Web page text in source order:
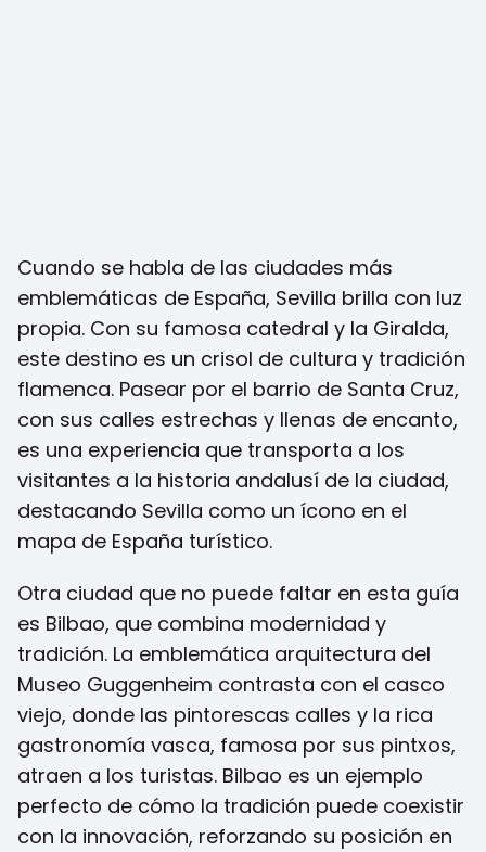
Cuando se habla de las ciudades más
emblemáticas de España, Sevilla brilla con luz
propia. Con su famosa catedral y la Giralda,
este destino es un crisol de cultura y tradición
flamenca. Pasear por el barrio de Santa Cruz,
con sus calles estrechas y llenas de encanto,
es una experiencia que transporta a los
visitantes a la historia andalusí de la ciudad,
destacando Sevilla como un ícono en el
mapa de España turístico.
Otra ciudad que no puede faltar en esta guía
es Bilbao, que combina modernidad y
tradición. La emblemática arquitectura del
Museo Guggenheim contrasta con el casco
viejo, donde las pintorescas calles y la rica
gastronomía vasca, famosa por sus pintxos,
atraen a los turistas. Bilbao es un ejemplo
perfecto de cómo la tradición puede coexistir
con la innovación, reforzando su posición en